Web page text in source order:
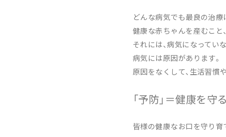
どんな病気でも最良の治療
健康な赤ちゃんを産むこと
それには、病気になってい
病気には原因があります。
原因をなくして、生活習慣
「予防」＝健康を守
皆様の健康なお口を守り育